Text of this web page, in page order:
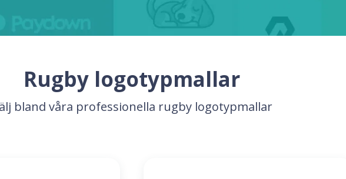
Rugby logotypmallar
bland våra professionella rugby logotypmallar